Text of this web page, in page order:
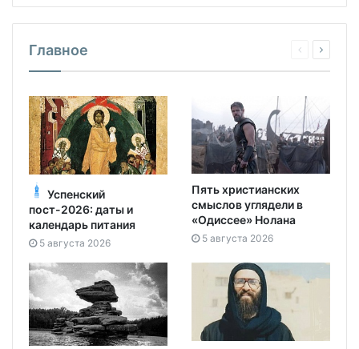
Главное
Успенский
пост-2026: даты и
календарь питания
5 августа 2026
Пять христианских
смыслов углядели в
«Одиссее» Нолана
5 августа 2026